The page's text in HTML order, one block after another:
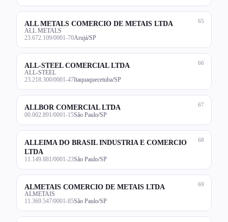
65
ALL METALS COMERCIO DE METAIS LTDA
ALL METALS
23.672.109/0001-70Arujá/SP
66
ALL-STEEL COMERCIAL LTDA
ALL-STEEL
23.218.300/0001-47Itaquaquecetuba/SP
67
ALLBOR COMERCIAL LTDA
00.002.891/0001-15São Paulo/SP
68
ALLEIMA DO BRASIL INDUSTRIA E COMERCIO
LTDA
11.149.881/0001-23São Paulo/SP
69
ALMETAIS COMERCIO DE METAIS LTDA
ALMETAIS
11.369.547/0001-85São Paulo/SP